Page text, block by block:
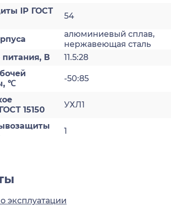
IP ГОСТ
54
алюминиевый сплав,
нержавеющая сталь
В
11.5:28
℃
-50:85
15150
УХЛ1
1
эксплуатации